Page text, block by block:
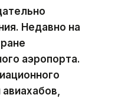
Недавно на
аэропорта.